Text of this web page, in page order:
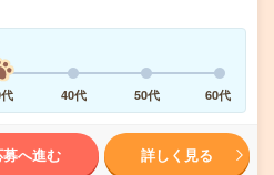
40代 50代 60代
募へ進む 詳しく見る